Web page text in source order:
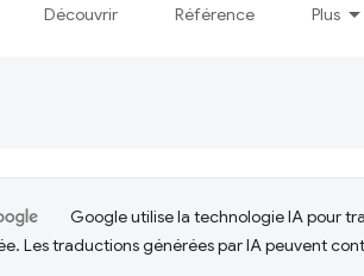
Découvrir Référence Plus
Google utilise la technologie IA pour
Les traductions générées par IA peuvent